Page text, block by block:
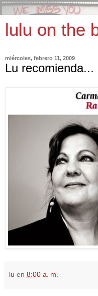
lulu on the
miércoles, febrero 11, 2009
Lu recomienda...
lu en 8:00 a. m.